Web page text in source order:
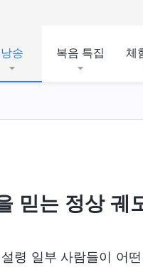
낭송 복음 특집 체
믿는 정상 궤
령 일부 사람들이 어